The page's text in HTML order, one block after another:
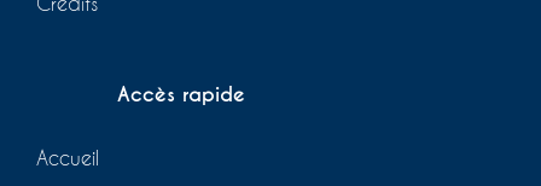
Accès rapide
Accueil